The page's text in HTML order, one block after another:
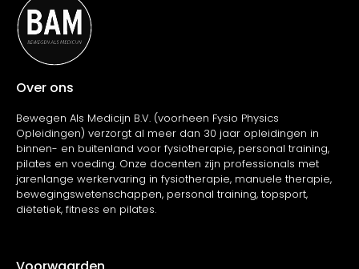
Over ons
Bewegen Als Medicijn B.V. (voorheen Fysio Physics
Opleidingen) verzorgt al meer dan 30 jaar opleidingen in
binnen- en buitenland voor fysiotherapie, personal training,
pilates en voeding. Onze docenten zijn professionals met
jarenlange werkervaring in fysiotherapie, manuele therapie,
bewegingswetenschappen, personal training, topsport,
diëtetiek, fitness en pilates.